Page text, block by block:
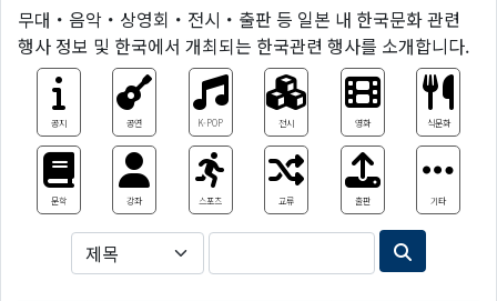
무대・음악・상영회・전시・출판 등 일본 내 한국문화 관련
행사 정보 및 한국에서 개최되는 한국관련 행사를 소개합니다.
공지 공연 K-POP 전시 영화 식문화
문학 강좌 스포츠 교류 출판 기타